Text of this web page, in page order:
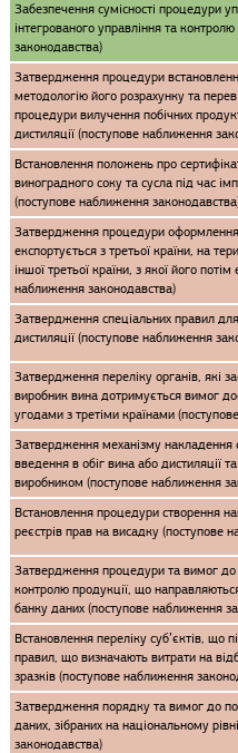
Забезпечення сумісності процедури
інтегрованого управління та
законодавства)
Затвердження процедури
методологію його розрахунку та
процедури вилучення побічних
дистиляції (поступове наближення
Встановлення положень про
виноградного соку та сусла під час
(поступове наближення
Затвердження процедури
експортується з третьої країни, на
іншої третьої країни, з якої його
наближення законодавства)
Затвердження спеціальних правил
дистиляції (поступове наближення
Затвердження переліку органів, які
виробник вина дотримується вимог
угодами з третіми країнами
Затвердження механізму накладення
введення в обіг вина або дистиляції
виробником (поступове наближення
Встановлення процедури створення
реєстрів прав на висадку (поступове
Затвердження процедури та вимог до
контролю продукції, що
банку даних (поступове наближення
Встановлення переліку суб’єктів, що
правил, що визначають витрати на
зразків (поступове наближення
Затвердження порядку та вимог до
даних, зібраних на національному
законодавства)